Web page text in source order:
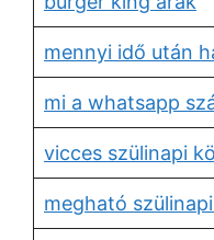
mennyi idő után
mi a whatsapp
vicces szülinapi
megható